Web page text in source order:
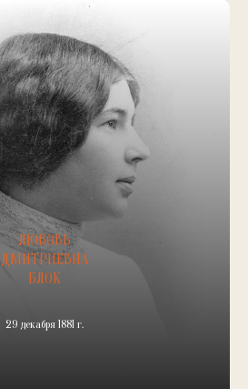
ЛЮБОВЬ
ДМИТРИЕВНА
БЛОК
29 декабря 1881 г.